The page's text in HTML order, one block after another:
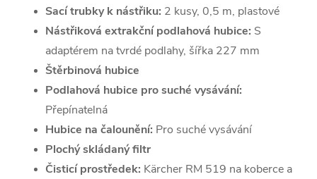
Sací trubky k nástřiku: 2 kusy, 0,5 m, plastové
Nástřiková extrakční podlahová hubice: S
adaptérem na tvrdé podlahy, šířka 227 mm
Štěrbinová hubice
Podlahová hubice pro suché vysávání:
Přepínatelná
Hubice na čalounění: Pro suché vysávání
Plochý skládaný filtr
Čisticí prostředek: Kärcher RM 519 na koberce a